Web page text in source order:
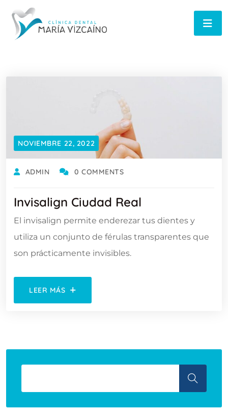
NOVIEMBRE 22, 2022
ADMIN 0 COMMENTS
Invisalign Ciudad Real
El invisalign permite enderezar tus dientes y
utiliza un conjunto de férulas transparentes que
son prácticamente invisibles.
LEER MÁS